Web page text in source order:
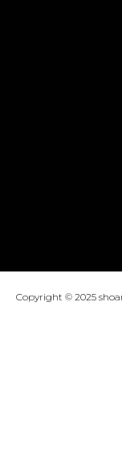
Copyright © 2025